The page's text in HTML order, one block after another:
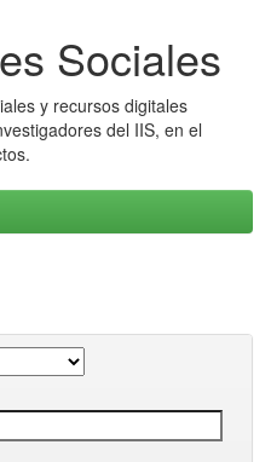
Sociales
y recursos digitales
del IIS, en el